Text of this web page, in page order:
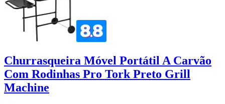
Churrasqueira Móvel Portátil A Carvão
Com Rodinhas Pro Tork Preto Grill
Machine